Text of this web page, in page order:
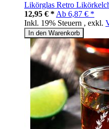
Likörglas Retro
12,95 € * Ab 6,87 € *
Inkl. 19% Steuern , exkl.
In den Warenkorb